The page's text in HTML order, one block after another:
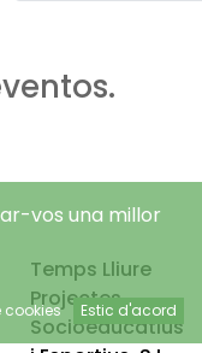
Temps Lliure
Projectes
Socioeducatius
vos una millor
cookies Estic d'acord